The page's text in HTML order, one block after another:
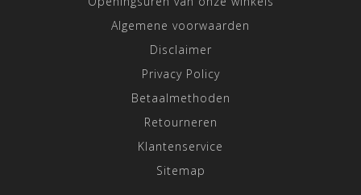
Algemene voorwaarden
Disclaimer
Privacy Policy
Betaalmethoden
Retourneren
Klantenservice
Sitemap